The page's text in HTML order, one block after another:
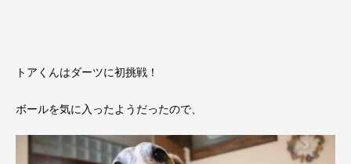
トアくんはダーツに初挑戦！
ボールを気に入ったようだったので、